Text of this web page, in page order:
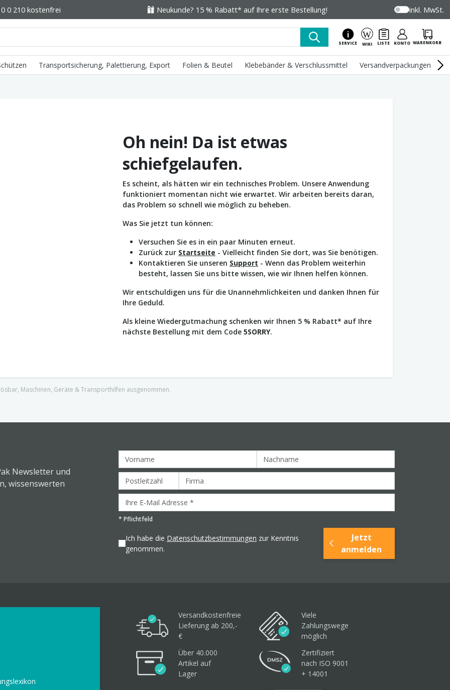
0 210 kostenfrei Neukunde? 15 % Rabatt* auf Ihre erste Bestellung! inkl. MwSt.
SERVICE WIKI LISTE KONTO WARENKORB
Transportsicherung, Palettierung, Export Folien & Beutel Klebebänder & Verschlussmittel Versandverpackungen
Oh nein! Da ist etwas
schiefgelaufen.
Es scheint, als hätten wir ein technisches Problem. Unsere Anwendung
funktioniert momentan nicht wie erwartet. Wir arbeiten bereits daran,
das Problem so schnell wie möglich zu beheben.
Was Sie jetzt tun können:
Versuchen Sie es in ein paar Minuten erneut.
Zurück zur Startseite - Vielleicht finden Sie dort, was Sie benötigen.
Kontaktieren Sie unseren Support - Wenn das Problem weiterhin
besteht, lassen Sie uns bitte wissen, wie wir Ihnen helfen können.
Wir entschuldigen uns für die Unannehmlichkeiten und danken Ihnen für
Ihre Geduld.
Als kleine Wiedergutmachung schenken wir Ihnen 5 % Rabatt* auf Ihre
nächste Bestellung mit dem Code 5SORRY.
Maschinen, Geräte & Transporthilfen ausgenommen.
Newsletter und
wissenswerten
* Pflichtfeld
Ich habe die Datenschutzbestimmungen zur Kenntnis
genommen.
Jetzt
anmelden
Versandkostenfreie
Lieferung ab 200,-
€
Viele
Zahlungswege
möglich
Über 40.000
Artikel auf
Lager
Zertifiziert
nach ISO 9001
+ 14001